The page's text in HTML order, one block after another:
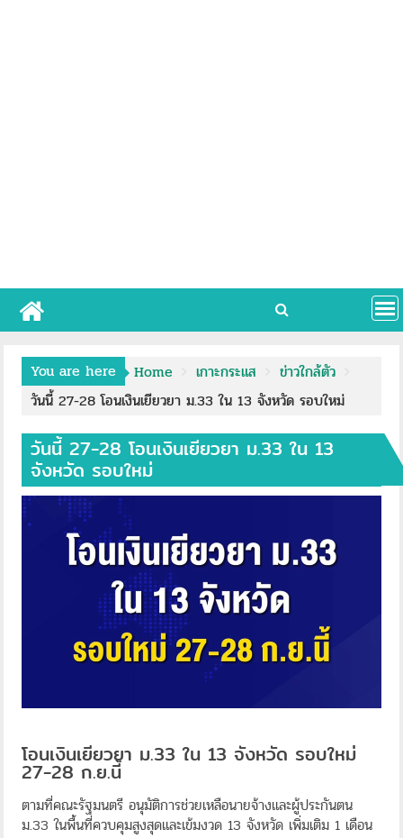
You are here Home เกาะกระแส
ข่าวใกล้ตัว
วันนี้ 27-28 โอนเงินเยียวยา ม.33 ใน 13 จังหวัด รอบใหม่
วันนี้ 27-28 โอนเงินเยียวยา ม.33 ใน 13
จังหวัด รอบใหม่
โอนเงินเยียวยา ม.33 ใน 13 จังหวัด รอบใหม่
27-28 ก.ย.นี้
ตามที่คณะรัฐมนตรี อนุมัติการช่วยเหลือนายจ้างและผู้ประกันตน
ม.33 ในพื้นที่ควบคุมสูงสุดและเข้มงวด 13 จังหวัด เพิ่มเติม 1 เดือน